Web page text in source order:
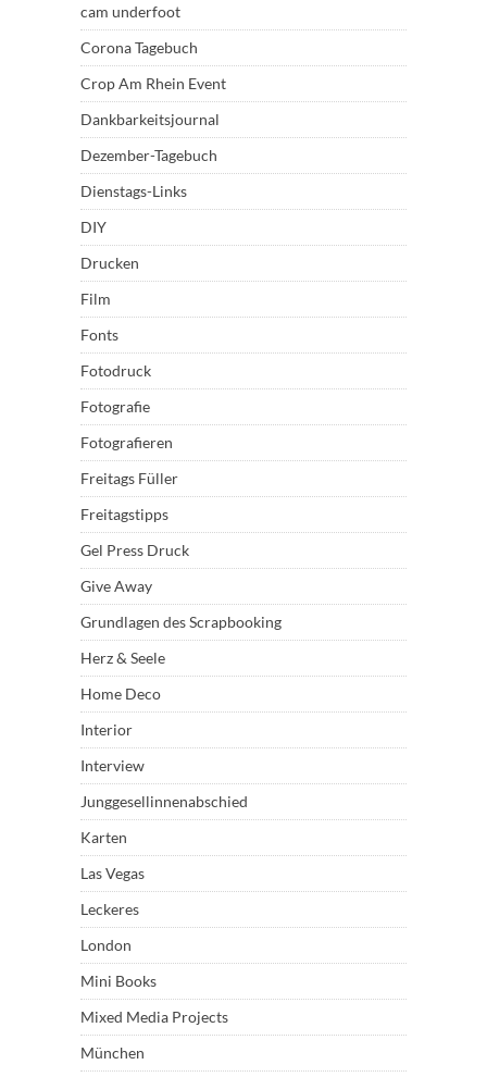
cam underfoot
Corona Tagebuch
Crop Am Rhein Event
Dankbarkeitsjournal
Dezember-Tagebuch
Dienstags-Links
DIY
Drucken
Film
Fonts
Fotodruck
Fotografie
Fotografieren
Freitags Füller
Freitagstipps
Gel Press Druck
Give Away
Grundlagen des Scrapbooking
Herz & Seele
Home Deco
Interior
Interview
Junggesellinnenabschied
Karten
Las Vegas
Leckeres
London
Mini Books
Mixed Media Projects
München